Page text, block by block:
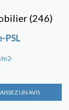
(246)
PSL
m2-
UN AVIS